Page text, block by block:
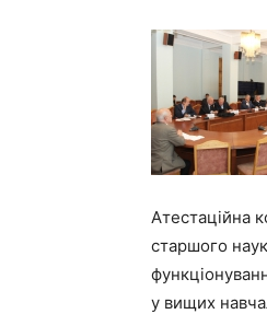
Атестаційна
старшого
у вищих